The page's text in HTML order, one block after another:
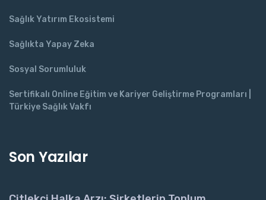
Sağlık Yatırım Ekosistemi
Sağlıkta Yapay Zeka
Sosyal Sorumluluk
Sertifikalı Online Eğitim ve Kariyer Geliştirme Programları |
Türkiye Sağlık Vakfı
Son Yazılar